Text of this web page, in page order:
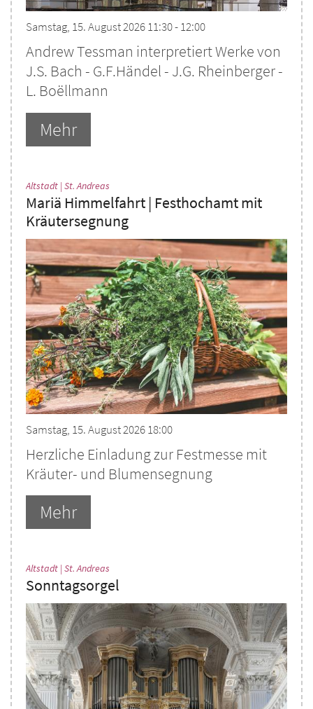
Samstag, 15. August 2026 11:30 - 12:00
Andrew Tessman interpretiert Werke von
J.S. Bach - G.F.Händel - J.G. Rheinberger -
L. Boëllmann
Mehr
Altstadt | St. Andreas
Mariä Himmelfahrt | Festhochamt mit
Kräutersegnung
Samstag, 15. August 2026 18:00
Herzliche Einladung zur Festmesse mit
Kräuter- und Blumensegnung
Mehr
Altstadt | St. Andreas
Sonntagsorgel